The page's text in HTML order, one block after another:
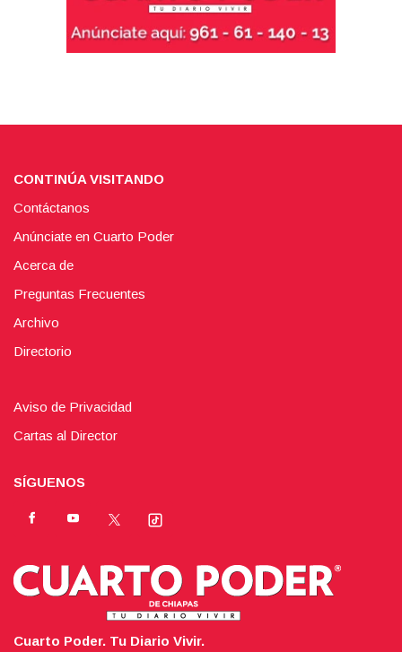
CONTINÚA VISITANDO
Contáctanos
Anúnciate en Cuarto Poder
Acerca de
Preguntas Frecuentes
Archivo
Directorio
Aviso de Privacidad
Cartas al Director
SÍGUENOS
Cuarto Poder. Tu Diario Vivir.